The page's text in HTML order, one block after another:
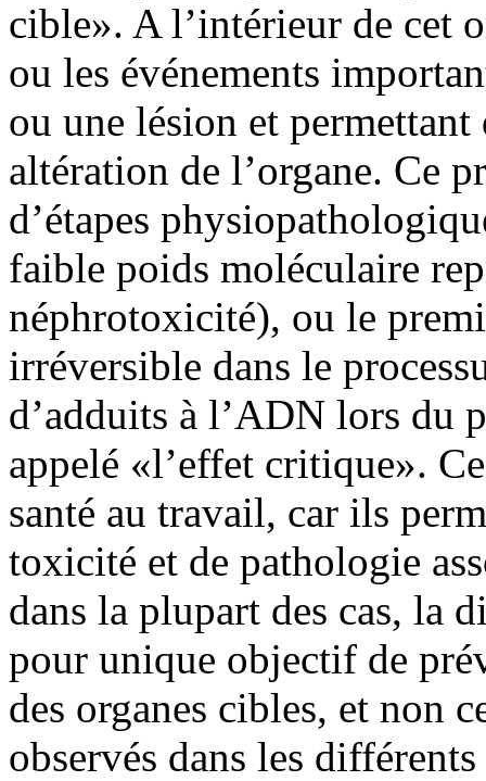
cible». A l’intérieur de cet
ou les événements
ou une lésion et
altération de l’organe. Ce
d’étapes
faible poids moléculaire
néphrotoxicité), ou le
irréversible dans le
d’adduits à l’ADN lors du
appelé «l’effet critique».
santé au travail, car ils
toxicité et de pathologie
dans la plupart des cas, la
pour unique objectif de
des organes cibles, et non
observés dans les différents